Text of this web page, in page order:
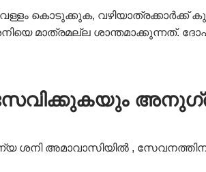
കൊടുക്കുക,
മാത്രമല്ല ശാന്തമാക്കുന്നത്.
അമാവാസിയിൽ ,